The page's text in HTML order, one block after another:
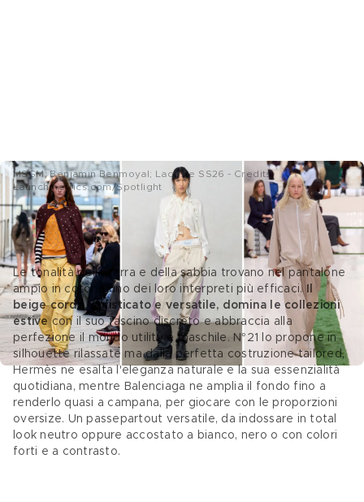
MSGM; Benjamin Benmoyal; Lacoste SS26 - Credits:
Launchmetrics.com/Spotlight
6 Pantaloni larghi in cotone beige
Le tonalità della terra e della sabbia trovano nel pantalone
ampio in cotone uno dei loro interpreti più efficaci.
beige corda, sofisticato e versatile, domina le collezioni
estive con il suo fascino discreto e abbraccia alla
perfezione il mondo utility e maschile. N°21 lo propone in
silhouette rilassate ma dalla perfetta costruzione tailored,
Hermès ne esalta l'eleganza naturale e la sua essenzialità
quotidiana, mentre Balenciaga ne amplia il fondo fino a
renderlo quasi a campana, per giocare con le proporzioni
oversize. Un passepartout versatile, da indossare in total
look neutro oppure accostato a bianco, nero o con colori
forti e a contrasto.